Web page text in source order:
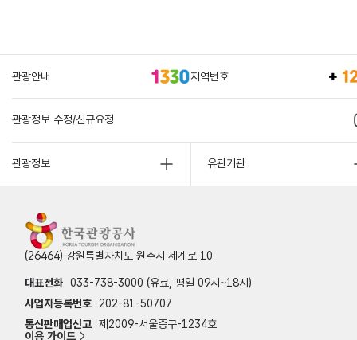
관광안내 지역번호
관광정보 수정/신규요청
관광정보 유관기관
(26464) 강원특별자치도 원주시 세계로 10
대표전화 033-738-3000 (유료, 평일 09시~18시)
사업자등록번호
202-81-50707
통신판매업신고 제2009-서울중구-1234호
이용 가이드